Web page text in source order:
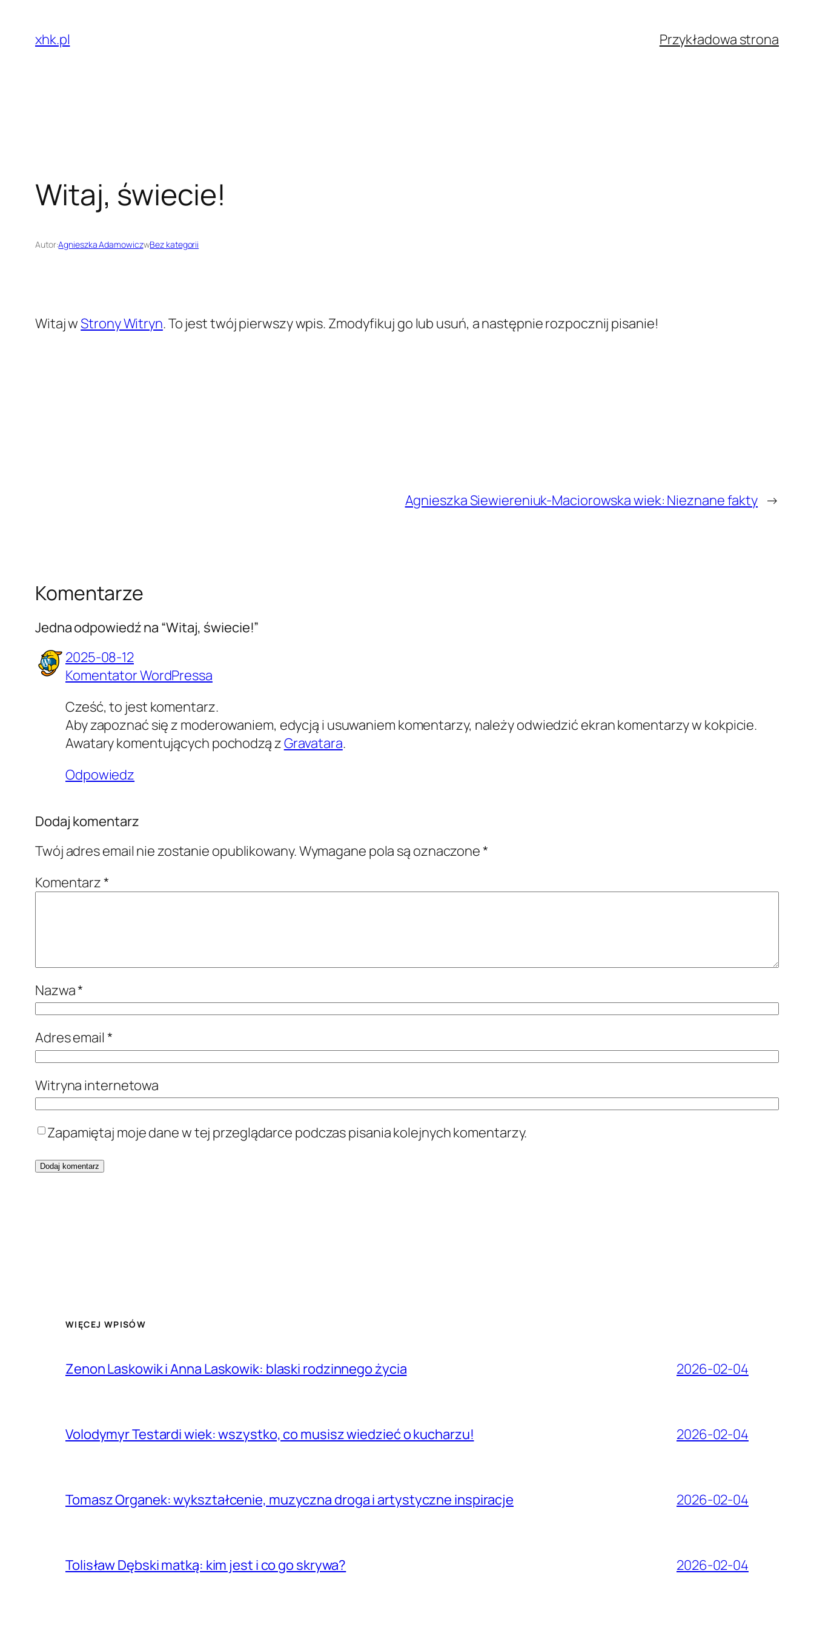
treści
xhk.pl Przykładowa strona
Witaj, świecie!
Autor:Agnieszka AdamowiczwBez kategorii
Witaj wStrony Witryn. To jest twój pierwszy wpis. Zmodyfikuj go lub usuń, a następnie rozpocznij pisanie!
Agnieszka Siewiereniuk-Maciorowska wiek: Nieznane fakty →
Komentarze
Jedna odpowiedź na “Witaj, świecie!”
2025-08-12
Komentator WordPressa
Cześć, to jest komentarz.
Aby zapoznać się z moderowaniem, edycją i usuwaniem komentarzy, należy odwiedzić ekran komentarzy w kokpicie.
Awatary komentujących pochodzą zGravatara.
Odpowiedz
Dodaj komentarz
Twój adres email nie zostanie opublikowany.Wymagane pola są oznaczone*
Komentarz*
Nazwa*
Adres email *
Witryna internetowa
Zapamiętaj moje dane w tej przeglądarce podczas pisania kolejnych komentarzy.
WIĘCEJ WPISÓW
Zenon Laskowik i Anna Laskowik: blaski rodzinnego życia 2026-02-04
Volodymyr Testardi wiek: wszystko, co musisz wiedzieć o kucharzu! 2026-02-04
Tomasz Organek: wykształcenie, muzyczna droga i artystyczne inspiracje 2026-02-04
Tolisław Dębski matką: kim jest i co go skrywa? 2026-02-04